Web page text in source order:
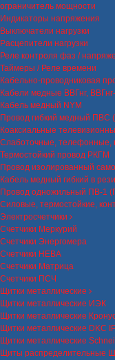
ограничитель мощности
Индикаторы напряжения
Выключатели нагрузки
Расцепители нагрузки
Реле контроля фаз /
Таймеры / Реле времени
Кабельно-проводниковая
Кабели медные ВВГнг,
Кабель медный NYM
Провод гибкий медный ПВС
Коаксиальные
Слаботочные, телефонные,
Термостойкий провод РКГМ
Провод изолированный
Кабель медный гибкий в
Провод одножильный ПВ-
Силовые, термостойкие,
Электросчетчики
Счетчики Меркурий
Счетчики Энергомера
Счетчики НЕВА
Счетчики Матрица
Счетчики ПСЧ
Щитки металлические
Щитки металлические ИЭК
Щитки металлические
Щитки металлические DKC
Щитки металлические
Щиты распределительные